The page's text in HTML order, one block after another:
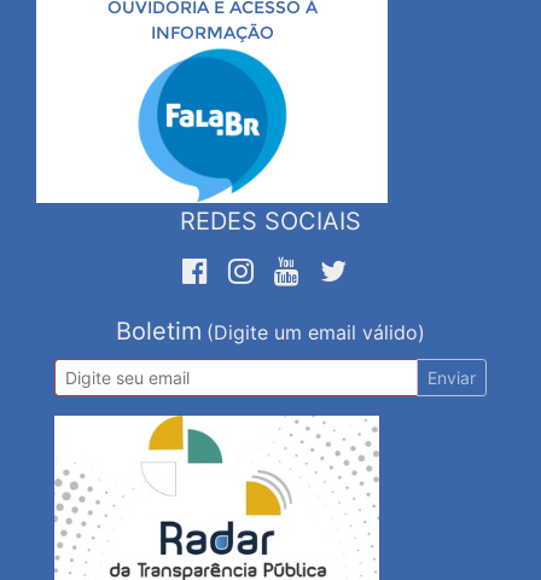
OUVIDORIA E ACESSO À
INFORMAÇÃO
REDES SOCIAIS
Boletim (Digite um email válido)
Enviar